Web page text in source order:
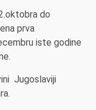
do
prva
iste godine
Jugoslaviji